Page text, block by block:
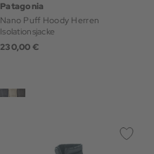
Patagonia
Nano Puff Hoody Herren
Isolationsjacke
230,00 €